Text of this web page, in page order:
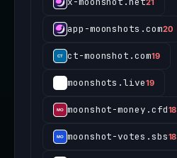
app-moonshots.com20
ct-moonshot.com19
moonshots.live19
moonshot-money.cfd18
moonshot-votes.sbs18